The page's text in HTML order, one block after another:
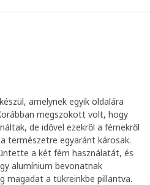
amelynek egyik oldalára
megszokott volt, hogy
de idővel ezekről a fémekről
természetre egyaránt károsak.
a két fém használatát, és
alumínium bevonatnak
magadat a tükreinkbe pillantva.